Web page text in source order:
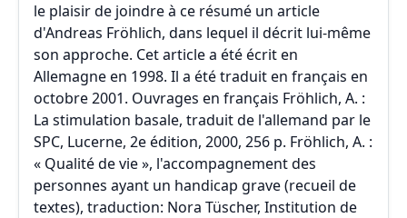
le plaisir de joindre à ce résumé un article
d'Andreas Fröhlich, dans lequel il décrit lui-même
son approche. Cet article a été écrit en
Allemagne en 1998. Il a été traduit en français en
octobre 2001. Ouvrages en français Fröhlich, A. :
La stimulation basale, traduit de l'allemand par le
SPC, Lucerne, 2e édition, 2000, 256 p. Fröhlich, A. :
« Qualité de vie », l'accompagnement des
personnes ayant un handicap grave (recueil de
textes), traduction: Nora Tüscher, Institution de